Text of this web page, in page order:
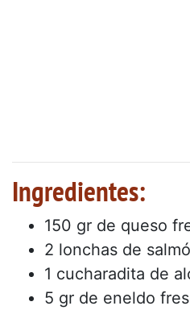
Ingredientes:
150 gr de queso
2 lonchas de
1 cucharadita de
5 gr de eneldo